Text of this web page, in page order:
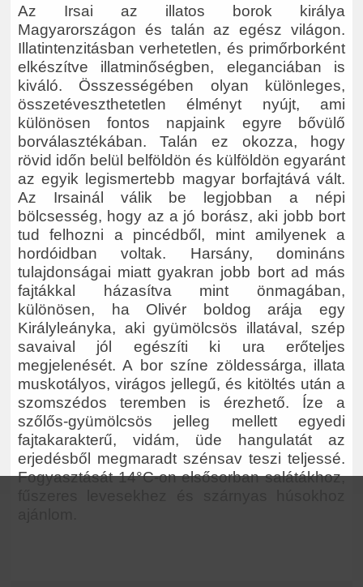
Az Irsai az illatos borok királya
Magyarországon és talán az egész világon.
Illatintenzitásban verhetetlen, és primőrborként
elkészítve illatminőségben, eleganciában is
kiváló. Összességében olyan különleges,
összetéveszthetetlen élményt nyújt, ami
különösen fontos napjaink egyre bővülő
borválasztékában. Talán ez okozza, hogy
rövid időn belül belföldön és külföldön egyaránt
az egyik legismertebb magyar borfajtává vált.
Az Irsainál válik be legjobban a népi
bölcsesség, hogy az a jó borász, aki jobb bort
tud felhozni a pincédből, mint amilyenek a
hordóidban voltak. Harsány, domináns
tulajdonságai miatt gyakran jobb bort ad más
fajtákkal házasítva mint önmagában,
különösen, ha Olivér boldog arája egy
Királyleányka, aki gyümölcsös illatával, szép
savaival jól egészíti ki ura erőteljes
megjelenését. A bor színe zöldessárga, illata
muskotályos, virágos jellegű, és kitöltés után a
szomszédos teremben is érezhető. Íze a
szőlős-gyümölcsös jelleg mellett egyedi
fajtakarakterű, vidám, üde hangulatát az
erjedésből megmaradt szénsav teszi teljessé.
Fogyasztását 14°C-on elsősorban salátákhoz,